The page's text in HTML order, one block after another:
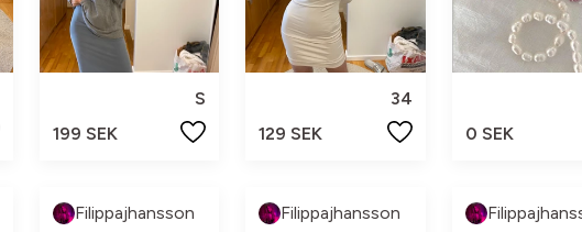
S
199 SEK
34
129 SEK
0 SEK
Filippajhansson Filippajhansson